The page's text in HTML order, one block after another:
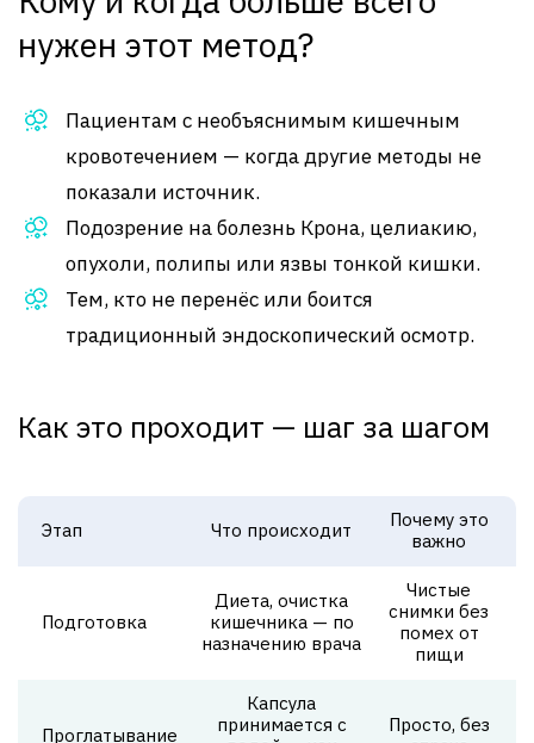
нужен этот метод?
Пациентам с необъяснимым кишечным
кровотечением — когда другие методы не
показали источник.
Подозрение на болезнь Крона, целиакию,
опухоли, полипы или язвы тонкой кишки.
Тем, кто не перенёс или боится
традиционный эндоскопический осмотр.
Как это проходит — шаг за шагом
Этап Что происходит
Почему это
важно
Подготовка
Диета, очистка
кишечника — по
назначению врача
Чистые
снимки без
помех от
пищи
Проглатывание
Капсула
принимается с
Просто, без